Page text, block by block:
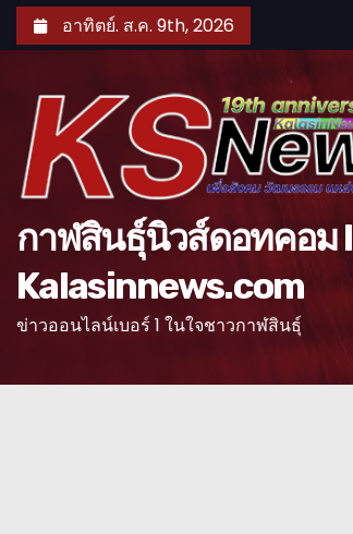
k
t
อาทิตย์. ส.ค. 9th, 2026
กาฬสินธุ์นิวส์ดอทคอม l
Kalasinnews.com
ข่าวออนไลน์เบอร์ 1 ในใจชาวกาฬสินธุ์